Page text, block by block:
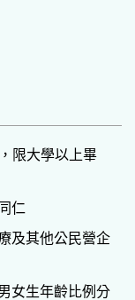
限大學以上畢
仁
及其他公民營企
女生年齡比例分